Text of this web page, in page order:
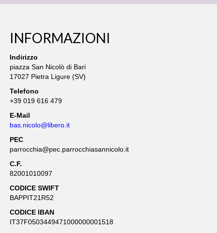
EUCARISTIA
MATRIMONIO
RICONCILIAZIONE
UNZIONE INFERMI
SOLIDARIETÀ E GRUPPI
ARCHIVIO EVENTI
INFORMAZIONI
Indirizzo
piazza San Nicolò di Bari
17027 Pietra Ligure (SV)
Telefono
+39 019 616 479
E-Mail
bas.nicolo@libero.it
PEC
parrocchia@pec.parrocchiasannicolo.it
C.F.
82001010097
CODICE SWIFT
BAPPIT21R52
CODICE IBAN
IT37F0503449471000000001518